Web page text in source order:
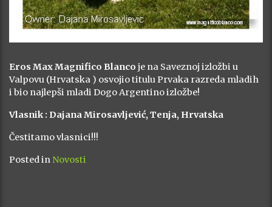
Eros Max Magnifico Blanco je na Saveznoj izložbi u
Valpovu (Hrvatska ) osvojio titulu Prvaka razreda mladih
i bio najlepši mladi Dogo Argentino izložbe!
Vlasnik : Dajana Mirosavljević, Tenja, Hrvatska
Čestitamo vlasnici!!!
Posted in Novosti